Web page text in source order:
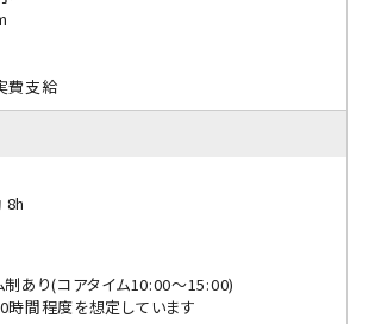
費支給
8h
制あり(コアタイム10:00～15:00)
間程度を想定しています